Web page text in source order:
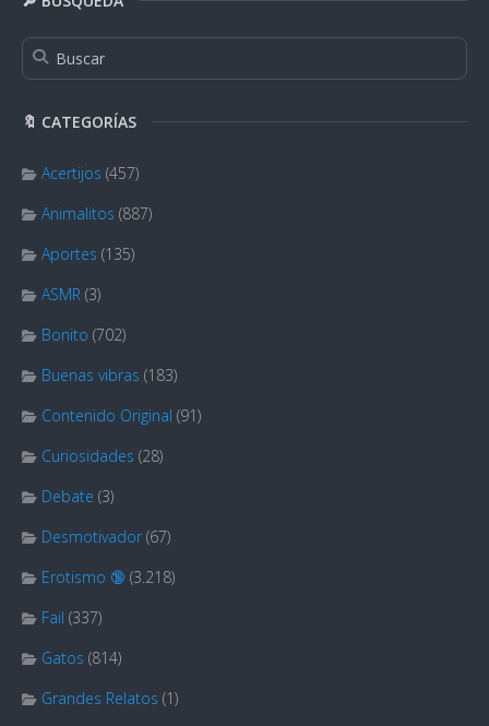
🔖 CATEGORÍAS
Acertijos (457)
Animalitos (887)
Aportes (135)
ASMR (3)
Bonito (702)
Buenas vibras (183)
Contenido Original (91)
Curiosidades (28)
Debate (3)
Desmotivador (67)
Erotismo 🔞 (3.218)
Fail (337)
Gatos (814)
Grandes Relatos (1)